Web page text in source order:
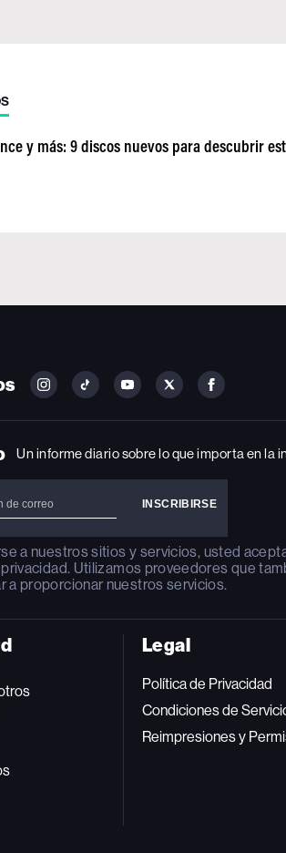
y más: 9 discos nuevos para descubrir
FOLLOW
ON
FOLLOW
ON
FOLLOW
ON
FOLLOW
ON
FOLLOW
ON
Un informe diario sobre lo que importa en la
a nuestros sitios y servicios, usted
. Utilizamos proveedores que
a proporcionar nuestros servicios.
Legal
Política de Privacidad
Condiciones de
Reimpresiones y